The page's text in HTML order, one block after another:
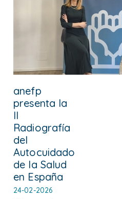
anefp
presenta la
II
Radiografía
del
Autocuidado
de la Salud
en España
24-02-2026